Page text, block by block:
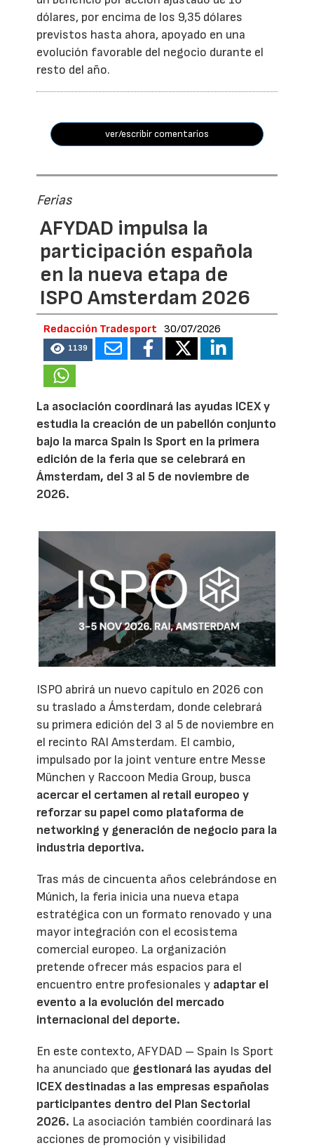
dólares, por encima de los 9,35 dólares
previstos hasta ahora, apoyado en una
evolución favorable del negocio durante el
resto del año.
ver/escribir comentarios
Ferias
AFYDAD impulsa la
participación española
en la nueva etapa de
ISPO Amsterdam 2026
Redacción Tradesport 30/07/2026
1139
La asociación coordinará las ayudas ICEX y
estudia la creación de un pabellón conjunto
bajo la marca Spain Is Sport en la primera
edición de la feria que se celebrará en
Ámsterdam, del 3 al 5 de noviembre de
2026.
ISPO abrirá un nuevo capítulo en 2026 con
su traslado a Ámsterdam, donde celebrará
su primera edición del 3 al 5 de noviembre en
el recinto RAI Amsterdam. El cambio,
impulsado por la joint venture entre Messe
München y Raccoon Media Group, busca
acercar el certamen al retail europeo y
reforzar su papel como plataforma de
networking y generación de negocio para la
industria deportiva.
Tras más de cincuenta años celebrándose en
Múnich, la feria inicia una nueva etapa
estratégica con un formato renovado y una
mayor integración con el ecosistema
comercial europeo. La organización
pretende ofrecer más espacios para el
encuentro entre profesionales y adaptar el
evento a la evolución del mercado
internacional del deporte.
En este contexto, AFYDAD – Spain Is Sport
ha anunciado que gestionará las ayudas del
ICEX destinadas a las empresas españolas
participantes dentro del Plan Sectorial
2026. La asociación también coordinará las
acciones de promoción y visibilidad